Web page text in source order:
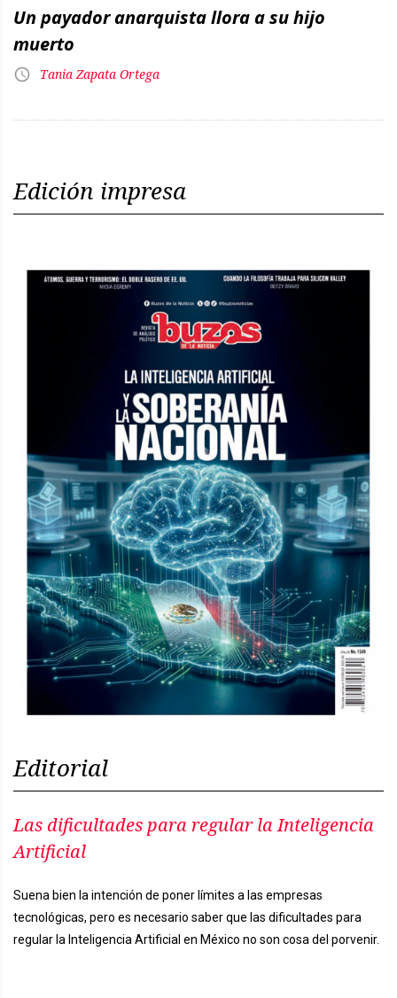
Un payador anarquista llora a su hijo
muerto
Tania Zapata Ortega
Edición impresa
Editorial
Las dificultades para regular la Inteligencia
Artificial
Suena bien la intención de poner límites a las empresas
tecnológicas, pero es necesario saber que las dificultades para
regular la Inteligencia Artificial en México no son cosa del porvenir.